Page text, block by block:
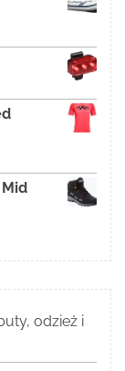
odzież i